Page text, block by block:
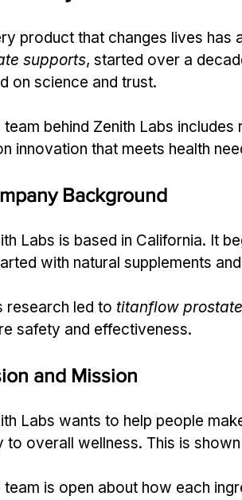
product that changes lives has
supports, started over a
on science and trust.
team behind Zenith Labs
innovation that meets health
Background
Labs is based in California. It
with natural supplements
research led to titanflow
safety and effectiveness.
and Mission
Labs wants to help people
to overall wellness. This is
team is open about how each